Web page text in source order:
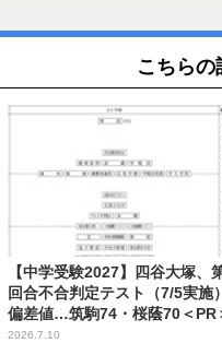
こちら
【中学受験2027】四谷大塚、
回合不合判定テスト（7/5実施）
偏差値…筑駒74・桜蔭70＜PR
2026.7.10